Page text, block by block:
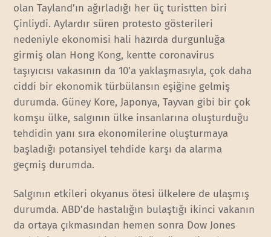
olan Tayland’ın ağırladığı her üç turistten biri
Çinliydi. Aylardır süren protesto gösterileri
nedeniyle ekonomisi hali hazırda durgunluğa
girmiş olan Hong Kong, kentte coronavirus
taşıyıcısı vakasının da 10’a yaklaşmasıyla, çok daha
ciddi bir ekonomik türbülansın eşiğine gelmiş
durumda. Güney Kore, Japonya, Tayvan gibi bir çok
komşu ülke, salgının ülke insanlarına oluşturduğu
tehdidin yanı sıra ekonomilerine oluşturmaya
başladığı potansiyel tehdide karşı da alarma
geçmiş durumda.
Salgının etkileri okyanus ötesi ülkelere de ulaşmış
durumda. ABD’de hastalığın bulaştığı ikinci vakanın
da ortaya çıkmasından hemen sonra Dow Jones